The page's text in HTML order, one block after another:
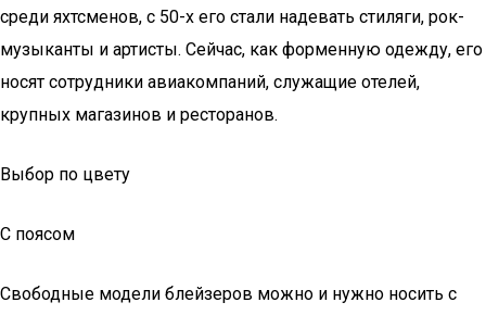
среди яхтсменов, с 50-х его стали надевать стиляги, рок-
музыканты и артисты. Сейчас, как форменную одежду, его
носят сотрудники авиакомпаний, служащие отелей,
крупных магазинов и ресторанов.
Выбор по цвету
С поясом
Свободные модели блейзеров можно и нужно носить с